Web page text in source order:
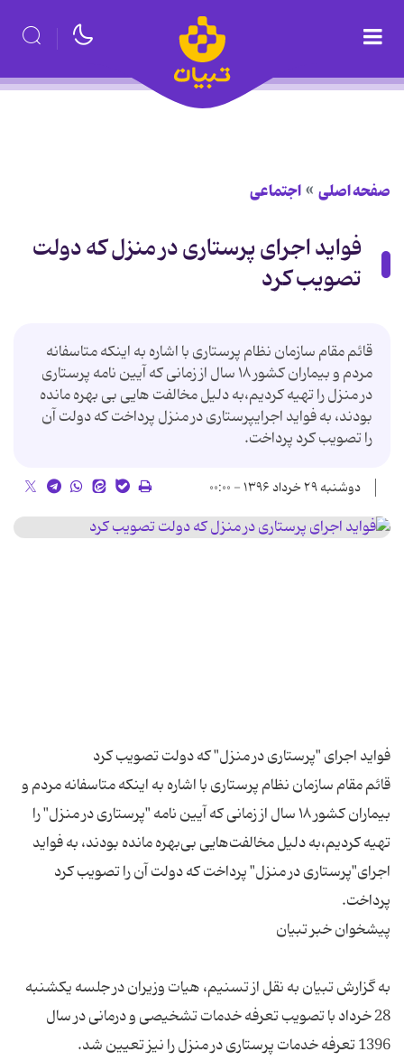
صفحه اصلی اجتماعی
فواید اجرای پرستاری در منزل که دولت
تصویب کرد
قائم مقام سازمان نظام پرستاری با اشاره به اینکه متاسفانه
مردم و بیماران کشور ۱۸ سال از زمانی که آیین نامه پرستاری
در منزل را تهیه کردیم،به دلیل مخالفت هایی بی بهره مانده
بودند، به فواید اجرایپرستاری در منزل پرداخت که دولت آن
را تصویب کرد پرداخت.
دوشنبه ۲۹ خرداد ۱۳۹۶ - ۰۰:۰۰
قائم مقام سازمان نظام پرستاری با اشاره به اینکه متاسفانه مردم و
بیماران کشور ۱۸ سال از زمانی که آیین نامه "پرستاری در منزل" را
تهیه کردیم،به دلیل مخالفت‌هایی بی‌بهره مانده بودند، به فواید
اجرای"پرستاری در منزل" پرداخت که دولت آن را تصویب کرد
به گزارش تبیان به نقل از تسنیم، هیات وزیران در جلسه یکشنبه
28 خرداد با تصویب تعرفه خدمات تشخیصی و درمانی در سال